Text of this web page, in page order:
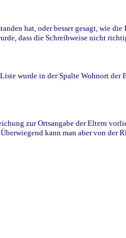
hat, oder besser gesagt, wie die
dass die Schreibweise nicht
wurde in der Spalte Wohnort der
zur Ortsangabe der Eltern
kann man aber von der